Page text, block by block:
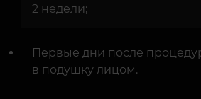
2 недели;
Первые дни после
в подушку лицом.